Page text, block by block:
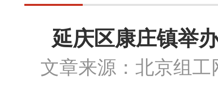
延庆区康庄镇举
文章来源：北京